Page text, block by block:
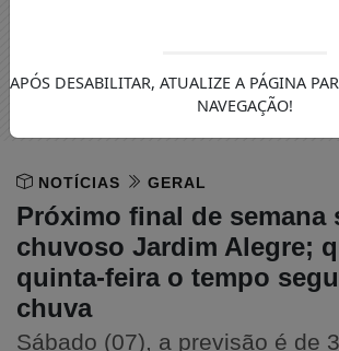
NOTÍCIAS GERAL
Próximo final de semana
chuvoso Jardim Alegre;
quinta-feira o tempo
chuva
Sábado (07), a previsão é de
APÓS DESABILITAR, ATUALIZE A PÁGINA
NAVEGAÇÃO!